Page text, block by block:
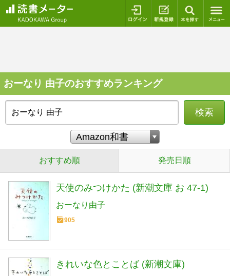
ログイン 新規登録
おーなり 由子のおすすめランキング
検索
おすすめ順 発売日順
天使のみつけかた (新潮文庫 お 47-1)
おーなり由子
905
きれいな色とことば (新潮文庫)